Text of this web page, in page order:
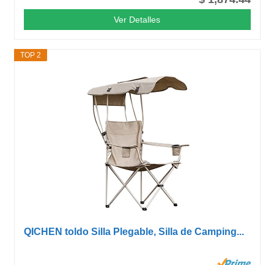
Ver Detalles
TOP 2
QICHEN toldo Silla Plegable, Silla de Camping...